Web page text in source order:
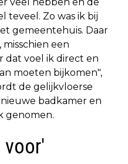
teveel. Zo was ik bij
gemeentehuis. Daar
een
dat voel ik direct en
moeten bijkomen",
de gelijkvloerse
badkamer en
genomen.
voor'